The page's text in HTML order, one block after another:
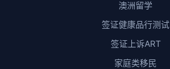
澳洲留学
签证健康品行测试
签证上诉ART
家庭类移民